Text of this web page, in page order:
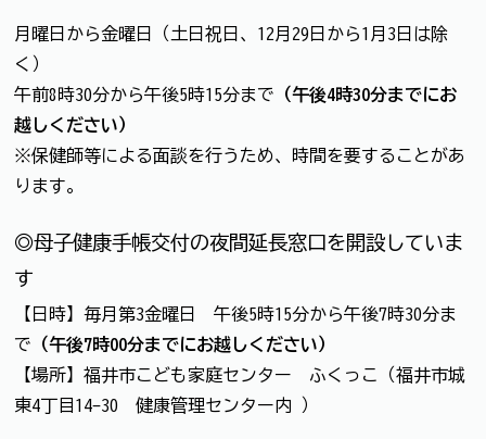
月曜日から金曜日（土日祝日、12月29日から1月3日は除
く）
午前8時30分から午後5時15分まで （午後4時30分までにお
越しください）
※保健師等による面談を行うため、時間を要することがあ
ります。
◎母子健康手帳交付の夜間延長窓口を開設していま
す
【日時】毎月第3金曜日 午後5時15分から午後7時30分ま
で （午後7時00分までにお越しください）
【場所】福井市こども家庭センター ふくっこ（福井市城
東4丁目14-30 健康管理センター内 ）